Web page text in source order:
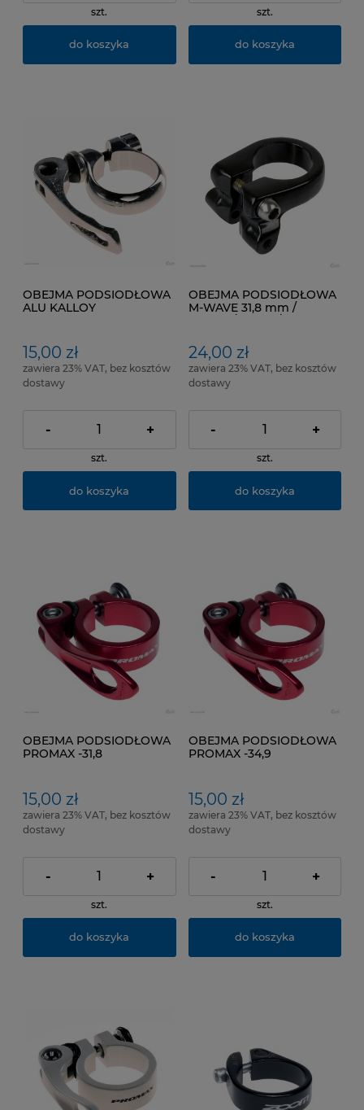
szt.
do koszyka
szt.
do koszyka
OBEJMA PODSIODŁOWA
ALU KALLOY
15,00 zł
zawiera 23% VAT, bez kosztów
dostawy
- +
szt.
do koszyka
OBEJMA PODSIODŁOWA
M-WAVE 31,8 mm /
24,00 zł
zawiera 23% VAT, bez kosztów
dostawy
- +
szt.
do koszyka
OBEJMA PODSIODŁOWA
PROMAX -31,8
15,00 zł
zawiera 23% VAT, bez kosztów
dostawy
- +
szt.
do koszyka
OBEJMA PODSIODŁOWA
PROMAX -34,9
15,00 zł
zawiera 23% VAT, bez kosztów
dostawy
- +
szt.
do koszyka